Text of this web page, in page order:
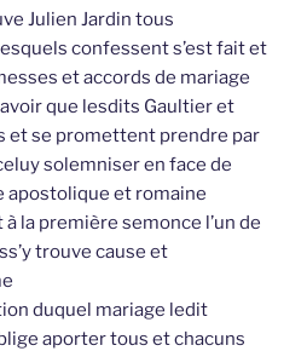
Julien Jardin tous
confessent s’est fait et
et accords de mariage
que lesdits Gaultier et
et se promettent prendre par
solemniser en face de
apostolique et romaine
la première semonce l’un de
trouve cause et
duquel mariage ledit
aporter tous et chacuns